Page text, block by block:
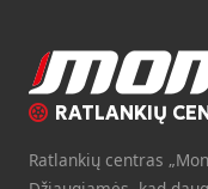
RATLANKIŲ
Ratlankių centras